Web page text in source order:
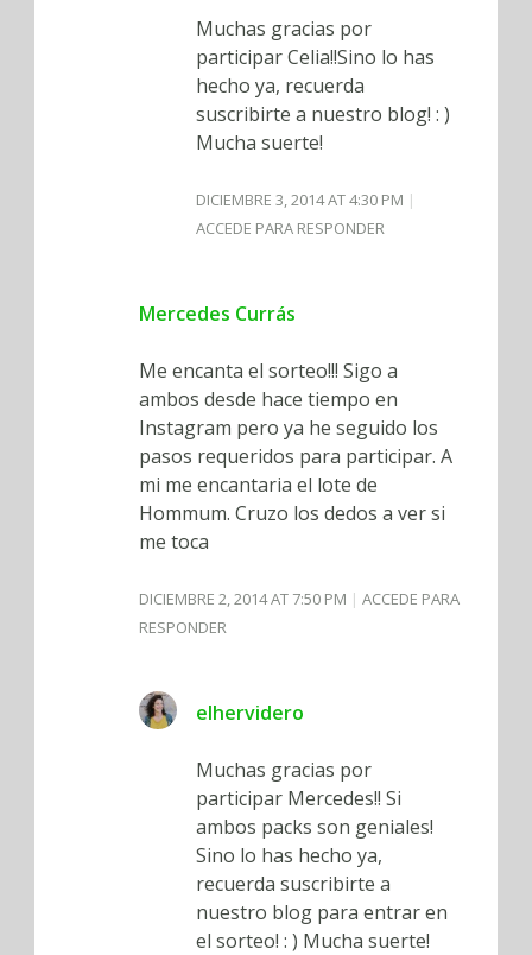
Muchas gracias por
participar Celia!!Sino lo has
hecho ya, recuerda
suscribirte a nuestro blog! : )
Mucha suerte!
DICIEMBRE 3, 2014 AT 4:30 PM
ACCEDE PARA RESPONDER
Mercedes Currás
Me encanta el sorteo!!! Sigo a
ambos desde hace tiempo en
Instagram pero ya he seguido los
pasos requeridos para participar. A
mi me encantaria el lote de
Hommum. Cruzo los dedos a ver si
me toca
DICIEMBRE 2, 2014 AT 7:50 PM
ACCEDE PARA
RESPONDER
elhervidero
Muchas gracias por
participar Mercedes!! Si
ambos packs son geniales!
Sino lo has hecho ya,
recuerda suscribirte a
nuestro blog para entrar en
el sorteo! : ) Mucha suerte!